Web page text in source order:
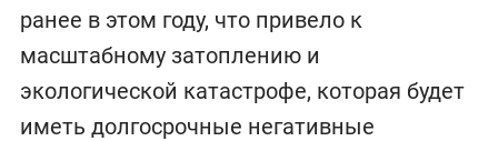
ранее в этом году, что привело к
масштабному затоплению и
экологической катастрофе, которая будет
иметь долгосрочные негативные